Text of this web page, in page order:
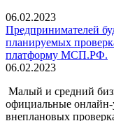
06.02.2023
Предпринимателей
планируемых
платформу МСП.РФ.
06.02.2023
Малый и средний
официальные
внеплановых